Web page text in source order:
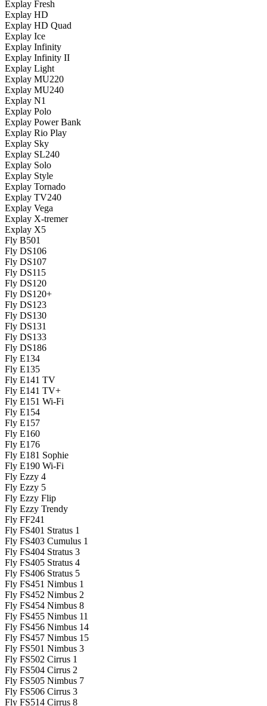
Explay Fresh
Explay HD
Explay HD Quad
Explay Ice
Explay Infinity
Explay Infinity II
Explay Light
Explay MU220
Explay MU240
Explay N1
Explay Polo
Explay Power Bank
Explay Rio Play
Explay Sky
Explay SL240
Explay Solo
Explay Style
Explay Tornado
Explay TV240
Explay Vega
Explay X-tremer
Explay X5
Fly B501
Fly DS106
Fly DS107
Fly DS115
Fly DS120
Fly DS120+
Fly DS123
Fly DS130
Fly DS131
Fly DS133
Fly DS186
Fly E134
Fly E135
Fly E141 TV
Fly E141 TV+
Fly E151 Wi-Fi
Fly E154
Fly E157
Fly E160
Fly E176
Fly E181 Sophie
Fly E190 Wi-Fi
Fly Ezzy 4
Fly Ezzy 5
Fly Ezzy Flip
Fly Ezzy Trendy
Fly FF241
Fly FS401 Stratus 1
Fly FS403 Cumulus 1
Fly FS404 Stratus 3
Fly FS405 Stratus 4
Fly FS406 Stratus 5
Fly FS451 Nimbus 1
Fly FS452 Nimbus 2
Fly FS454 Nimbus 8
Fly FS455 Nimbus 11
Fly FS456 Nimbus 14
Fly FS457 Nimbus 15
Fly FS501 Nimbus 3
Fly FS502 Cirrus 1
Fly FS504 Cirrus 2
Fly FS505 Nimbus 7
Fly FS506 Cirrus 3
Fly FS514 Cirrus 8